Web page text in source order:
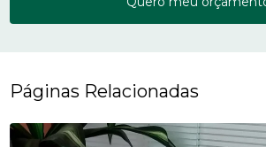
Páginas Relacionadas